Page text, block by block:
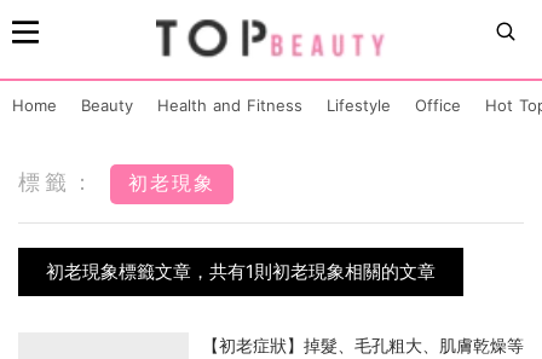
Home Beauty Health and Fitness Lifestyle Office Hot
標籤： 初老現象
初老現象標籤文章，共有1則初老現象相關的文章
【初老症狀】掉髮、毛孔粗大、肌膚乾燥等